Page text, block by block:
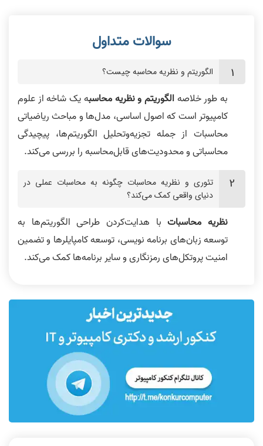
الگوریتم و نظریه محاسبه چیست؟
به طور خلاصهالگوریتم و نظریه محاسبه یک شاخه از علوم
کامپیوتر است که اصول اساسی، مدل‌ها و مباحث ریاضیاتی
محاسبات از جمله تجزیه‌وتحلیل الگوریتم‌ها، پیچیدگی
محاسباتی و محدودیت‌های قابل‌محاسبه را بررسی می‌کند.
تئوری و نظریه محاسبات چگونه به محاسبات عملی در
دنیای واقعی کمک می‌کند؟
نظریه محاسباتبا هدایت‌کردن طراحی الگوریتم‌ها به
توسعه زبان‌های برنامه‌ نویسی، توسعه کامپایلرها و تضمین
امنیت پروتکل‌های رمزنگاری و سایر برنامه‌ها کمک می‌کند.